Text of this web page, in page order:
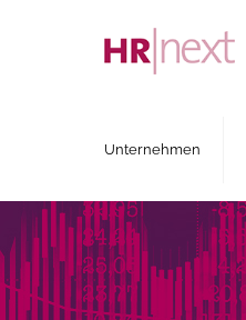
Unternehmen